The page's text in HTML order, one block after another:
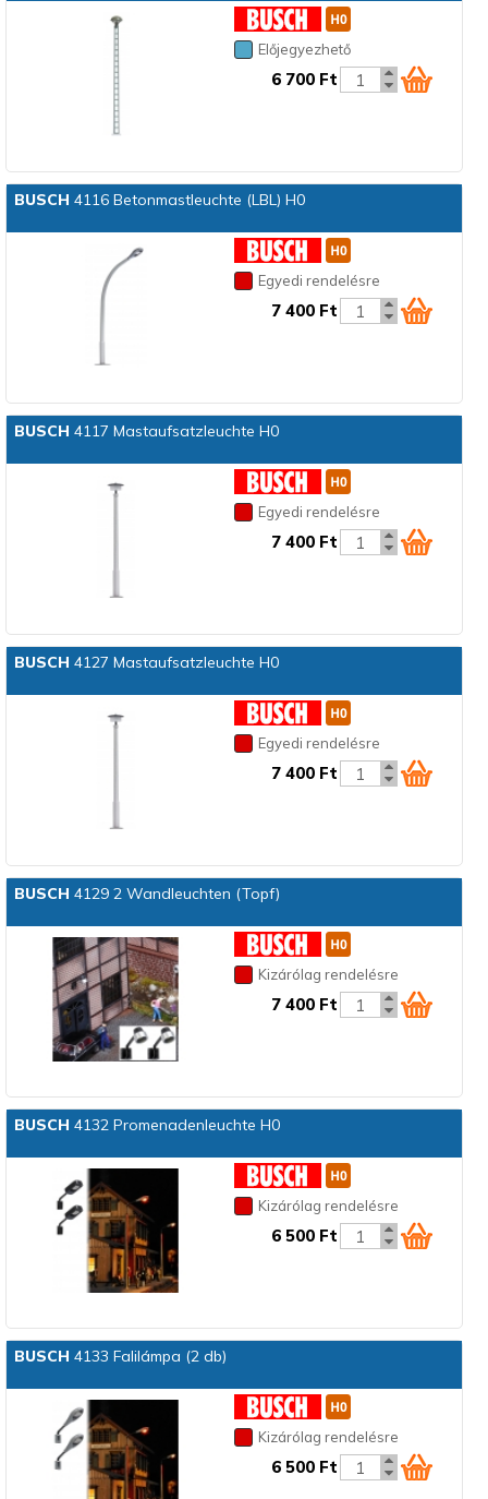
Előjegyezhető
6 700 Ft
BUSCH 4116 Betonmastleuchte (LBL) H0
Egyedi rendelésre
7 400 Ft
BUSCH 4117 Mastaufsatzleuchte H0
Egyedi rendelésre
7 400 Ft
BUSCH 4127 Mastaufsatzleuchte H0
Egyedi rendelésre
7 400 Ft
BUSCH 4129 2 Wandleuchten (Topf)
Kizárólag rendelésre
7 400 Ft
BUSCH 4132 Promenadenleuchte H0
Kizárólag rendelésre
6 500 Ft
BUSCH 4133 Falilámpa (2 db)
Kizárólag rendelésre
6 500 Ft